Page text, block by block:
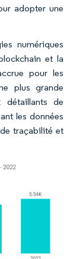
adopter une
numériques
et la
pour les
plus grande
détaillants de
les données
traçabilité et